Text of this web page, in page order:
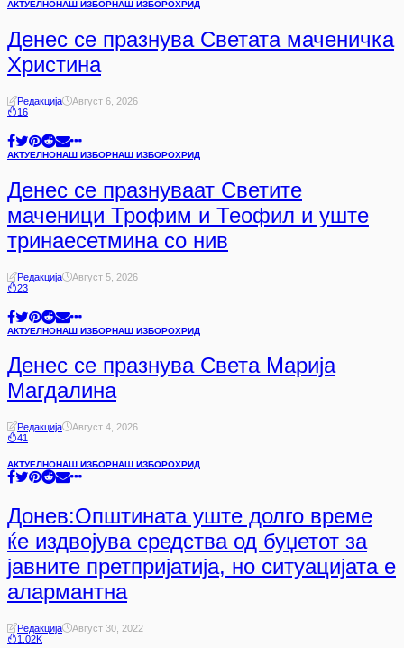
АКТУЕЛНОНАШ ИЗБОРНАШ ИЗБОРОХРИД
Денес се празнува Светата маченичка
Христина
Редакција
Август 6, 2026
16
АКТУЕЛНОНАШ ИЗБОРНАШ ИЗБОРОХРИД
Денес се празнуваат Светите
маченици Трофим и Теофил и уште
тринаесетмина со нив
Редакција
Август 5, 2026
23
АКТУЕЛНОНАШ ИЗБОРНАШ ИЗБОРОХРИД
Денес се празнува Света Марија
Магдалина
Редакција
Август 4, 2026
41
АКТУЕЛНОНАШ ИЗБОРНАШ ИЗБОРОХРИД
Донев:Општината уште долго време
ќе издвојува средства од буџетот за
јавните претпријатија, но ситуацијата е
алармантна
Редакција
Август 30, 2022
1.02K